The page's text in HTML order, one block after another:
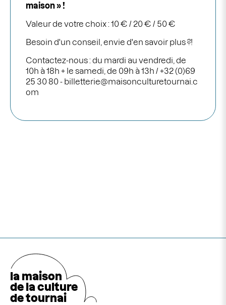
maison » !
Valeur de votre choix : 10 € / 20 € / 50 €
Besoin d'un conseil, envie d'en savoir plus ?!
Contactez-nous : du mardi au vendredi, de
10h à 18h + le samedi, de 09h à 13h /+32 (0)69
25 30 80 - billetterie@maisonculturetournai.c
om
la maison
de la culture
de tournai